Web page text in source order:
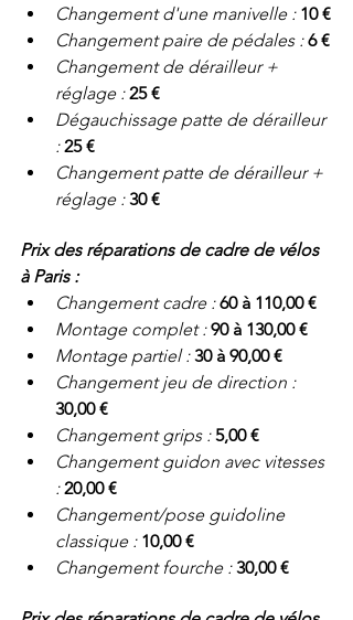
Changement d'une manivelle : 10 €
Changement paire de pédales : 6 €
Changement de dérailleur +
réglage : 25 €
Dégauchissage patte de dérailleur
: 25 €
Changement patte de dérailleur +
réglage : 30 €
Prix des réparations de cadre de vélos
à Paris :
Changement cadre : 60 à 110,00 €
Montage complet : 90 à 130,00 €
Montage partiel : 30 à 90,00 €
Changement jeu de direction :
30,00 €
Changement grips : 5,00 €
Changement guidon avec vitesses
: 20,00 €
Changement/pose guidoline
classique : 10,00 €
Changement fourche : 30,00 €